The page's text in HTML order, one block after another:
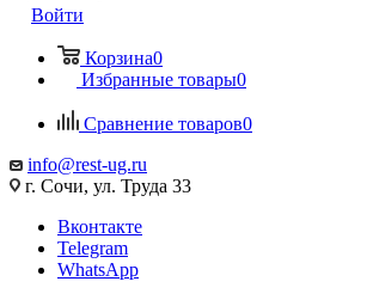
Войти
Корзина0
Избранные товары0
Сравнение товаров0
info@rest-ug.ru
г. Сочи, ул. Труда 33
Вконтакте
Telegram
WhatsApp